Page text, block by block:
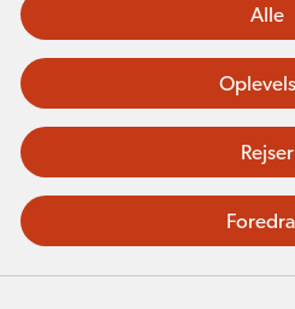
Alle
Rejser